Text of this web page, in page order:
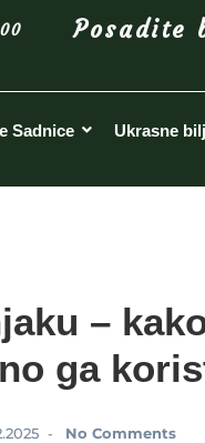
Posadite
Sadnice Ukrasne
–
ga
- No Comments